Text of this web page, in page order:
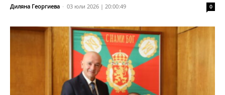
Диляна Георгиева - 03 юли 2026 | 20:00:49 0